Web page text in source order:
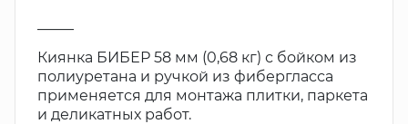
Киянка БИБЕР 58 мм (0,68 кг) с бойком из
полиуретана и ручкой из фибергласса
применяется для монтажа плитки, паркета
и деликатных работ.